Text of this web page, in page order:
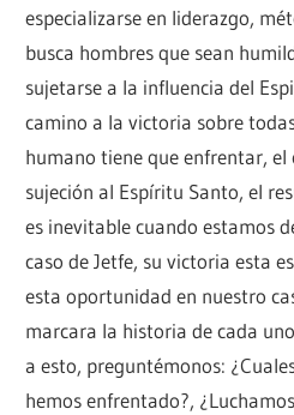
especializarse en liderazgo,
busca hombres que sean
sujetarse a la influencia del
camino a la victoria sobre
humano tiene que enfrentar,
sujeción al Espíritu Santo, el
es inevitable cuando estamos
caso de Jetfe, su victoria esta
esta oportunidad en nuestro
marcara la historia de cada
a esto, preguntémonos:
hemos enfrentado?,